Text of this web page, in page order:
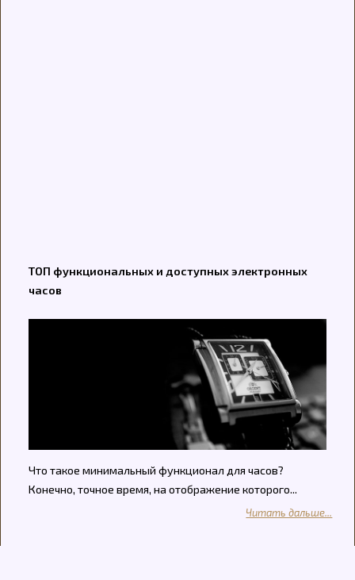
ТОП функциональных и доступных электронных
часов
Что такое минимальный функционал для часов?
Конечно, точное время, на отображение которого...
Читать дальше...